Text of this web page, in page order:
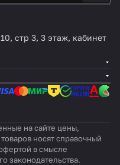
стр 3, 3 этаж, кабинет
на сайте цены,
носят справочный
в смысле
законодательства.